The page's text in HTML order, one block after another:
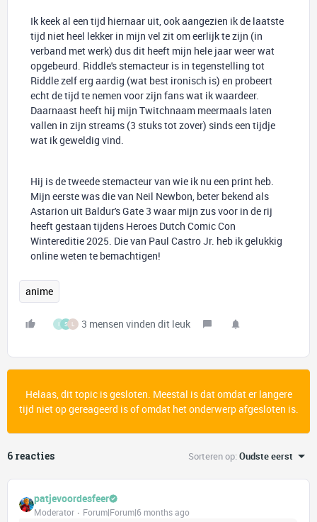
Ik keek al een tijd hiernaar uit, ook aangezien ik de laatste
tijd niet heel lekker in mijn vel zit om eerlijk te zijn (in
verband met werk) dus dit heeft mijn hele jaar weer wat
opgebeurd. Riddle's stemacteur is in tegenstelling tot
Riddle zelf erg aardig (wat best ironisch is) en probeert
echt de tijd te nemen voor zijn fans wat ik waardeer.
Daarnaast heeft hij mijn Twitchnaam meermaals laten
vallen in zijn streams (3 stuks tot zover) sinds een tijdje
wat ik geweldig vind.
Hij is de tweede stemacteur van wie ik nu een print heb.
Mijn eerste was die van Neil Newbon, beter bekend als
Astarion uit Baldur's Gate 3 waar mijn zus voor in de rij
heeft gestaan tijdens Heroes Dutch Comic Con
Wintereditie 2025. Die van Paul Castro Jr. heb ik gelukkig
online weten te bemachtigen!
anime
I S L 3 mensen vinden dit leuk
Helaas, dit topic is gesloten. Meestal is dat omdat er langere
tijd niet op gereageerd is of omdat het onderwerp afgesloten is.
6 reacties Sorteren op:Oudste eerst
patjevoordesfeer
Moderator Forum|Forum|6 months ago